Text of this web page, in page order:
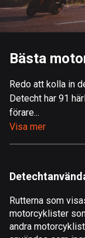
115212
9 rutter
182 rutter
Algeriet
175 rutter
Bästa
Redo att kolla in
Detecht har 91
förare...
Visa mer
Rutterna som
motorcyklister
andra